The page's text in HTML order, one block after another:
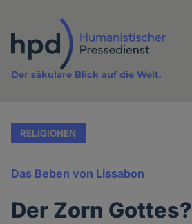
Inhalt
Der säkulare Blick auf die Welt.
RELIGIONEN
Das Beben von Lissabon
Der Zorn Gottes?